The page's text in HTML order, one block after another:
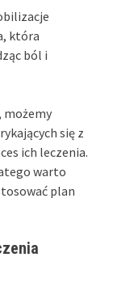
która
ból i
możemy
się z
ich leczenia.
warto
plan